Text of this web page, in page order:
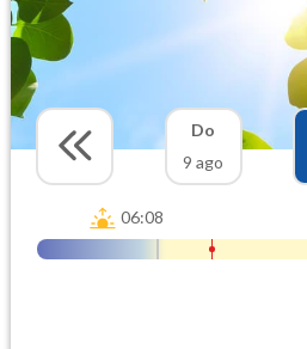
Do
9 ago
06:08